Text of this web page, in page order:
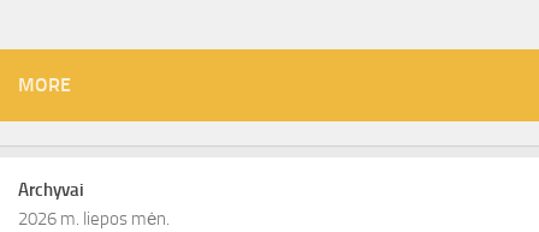
MORE
Archyvai
2026 m. liepos mėn.